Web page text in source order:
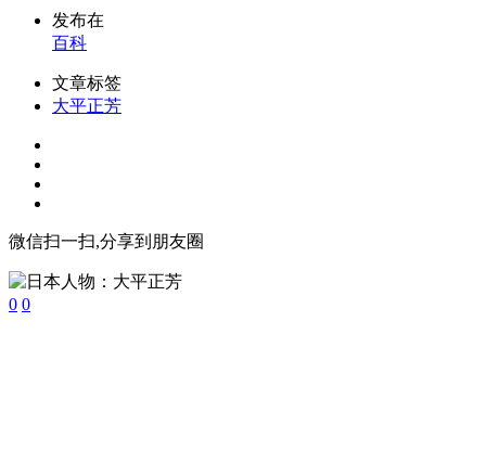
发布在
百科
文章标签
大平正芳
微信扫一扫,分享到朋友圈
0 0